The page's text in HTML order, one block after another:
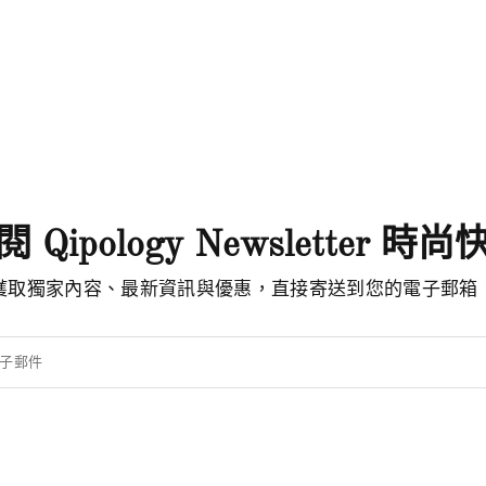
Qipology Newsletter 時尚
取獨家內容、最新資訊與優惠，直接寄送到您的電子郵箱
郵件